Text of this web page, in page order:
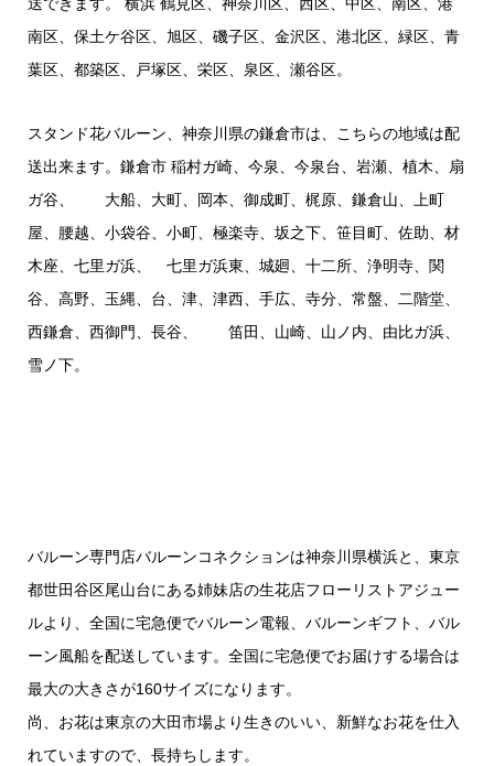
送できます。 横浜 鶴見区、神奈川区、西区、中区、南区、港
南区、保土ケ谷区、旭区、磯子区、金沢区、港北区、緑区、青
葉区、都築区、戸塚区、栄区、泉区、瀬谷区。
スタンド花バルーン、神奈川県の鎌倉市は、こちらの地域は配
送出来ます。鎌倉市 稲村ガ崎、今泉、今泉台、岩瀬、植木、扇
ガ谷、 大船、大町、岡本、御成町、梶原、鎌倉山、上町
屋、腰越、小袋谷、小町、極楽寺、坂之下、笹目町、佐助、材
木座、七里ガ浜、 七里ガ浜東、城廻、十二所、浄明寺、関
谷、高野、玉縄、台、津、津西、手広、寺分、常盤、二階堂、
西鎌倉、西御門、長谷、 笛田、山崎、山ノ内、由比ガ浜、
雪ノ下。
バルーン専門店バルーンコネクションは神奈川県横浜と、東京
都世田谷区尾山台にある姉妹店の生花店フローリストアジュー
ルより、全国に宅急便でバルーン電報、バルーンギフト、バル
ーン風船を配送しています。全国に宅急便でお届けする場合は
最大の大きさが160サイズになります。
尚、お花は東京の大田市場より生きのいい、新鮮なお花を仕入
れていますので、長持ちします。